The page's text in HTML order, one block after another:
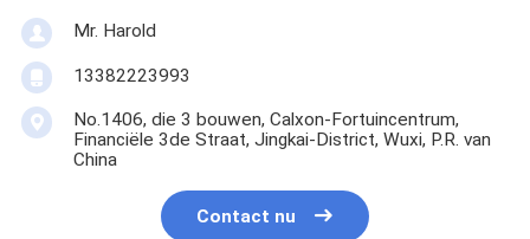
Mr. Harold
13382223993
No.1406, die 3 bouwen, Calxon-Fortuincentrum,
Financiële 3de Straat, Jingkai-District, Wuxi, P.R. van
China
Contact nu